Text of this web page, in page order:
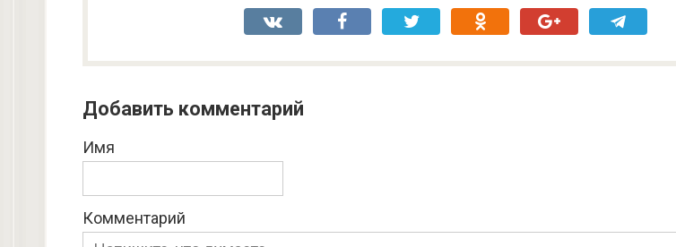
Добавить комментарий
Имя
Комментарий